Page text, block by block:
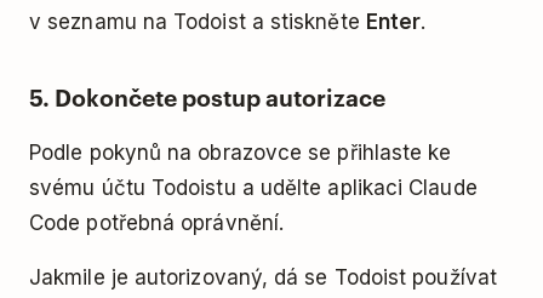
v seznamu na Todoist a stiskněte Enter.
5. Dokončete postup autorizace
Podle pokynů na obrazovce se přihlaste ke
svému účtu Todoistu a udělte aplikaci Claude
Code potřebná oprávnění.
Jakmile je autorizovaný, dá se Todoist používat